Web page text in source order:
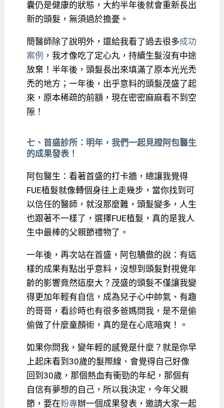
囊仍是健康的狀態，大約半年後就會重新長出
新的頭髮，無須過於擔憂。
簡醫師除了說明外，還給我看了過去很多成功
案例 ，我才像吃了定心丸，持續生髮沒有中途
放棄！半年後，頭髮長出來填滿了原本光光禿
禿的地方；一年後，出乎意料的頭髮茂盛了起
來，原本稀疏的前額，現在密密麻麻看不到空
隙！
七、首盛診所：明年，我們一起見證阿包醫生
的成果發表！
阿包醫生：看著首盛的打卡牆，總讓我覺得
FUE植髮就像轉個身往上走幾步，當你找到可
以信任的醫師，就沒那麼難，頭髮變多，人生
也跟著不一樣了，選擇FUE植髮，真的是我人
生中最棒的父親節禮物了。
一年後，再次站在首盛，阿包驕傲的說：有這
樣的成果有點出乎意料，沒想到頭髮對視覺年
齡的影響竟然這麼大？茂盛的頭髮不僅讓我變
得更加年輕有自信，成為兒子心中帥氣、有趣
的哥哥，看診時也有很多爸媽問我，是不是偷
偷做了什麼童顏術，真的是在心底暗爽！。
如果你問我，變年輕的感覺是什麼？就是你早
上起床看到30歲的髮際線、會覺得自己好像
回到30歲，那個熱血有衝勁的年紀，那個有
自信有夢想的自己，所以我決定，今年父親
節，要在粉專辦一個成果發表，邀請大家一起